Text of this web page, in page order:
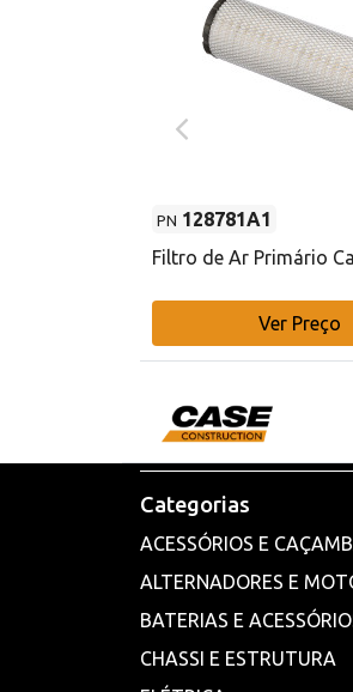
PN 128781A1
Filtro de Ar Primário
Ver Preço
Categorias
ACESSÓRIOS E
ALTERNADORES E
BATERIAS E
CHASSI E ESTRUTURA